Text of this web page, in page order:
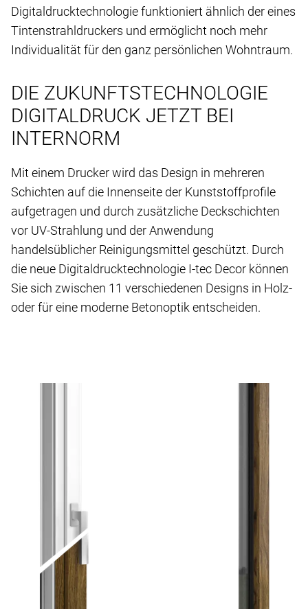
Digital­druck­technologie funktioniert ähnlich der eines
Tinten­strahl­druckers und ermöglicht noch mehr
Individualität für den ganz persönlichen Wohntraum.
DIE ZUKUNFTSTECHNOLOGIE
DIGITALDRUCK JETZT BEI
INTERNORM
Mit einem Drucker wird das Design in mehreren
Schichten auf die Innenseite der Kunststoffprofile
aufgetragen und durch zusätzliche Deckschichten
vor UV-Strahlung und der Anwendung
handelsüblicher Reinigungsmittel geschützt. Durch
die neue Digitaldrucktechnologie I-tec Decor können
Sie sich zwischen 11 verschiedenen Designs in Holz-
oder für eine moderne Betonoptik entscheiden.